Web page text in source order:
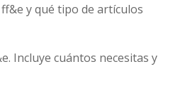
y qué tipo de artículos
Incluye cuántos necesitas y